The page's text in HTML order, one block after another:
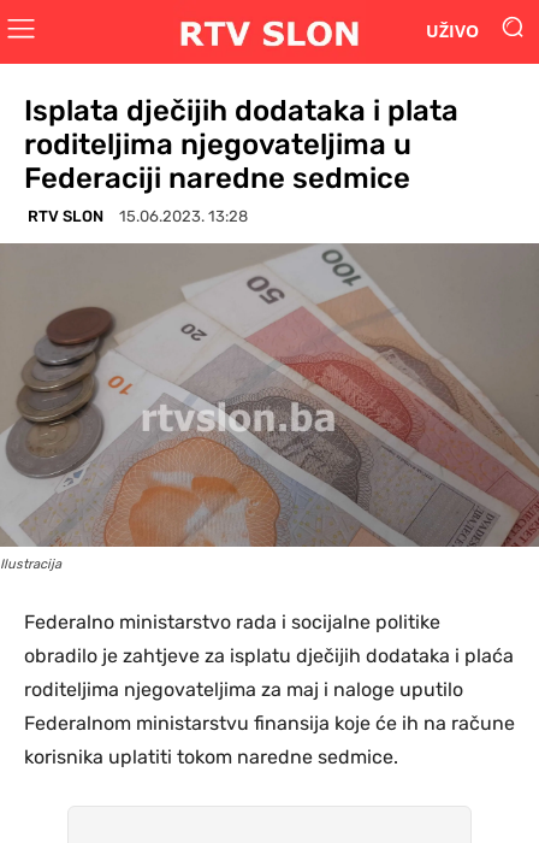
UŽIVO
Isplata dječijih dodataka i plata
roditeljima njegovateljima u
Federaciji naredne sedmice
RTV SLON 15.06.2023. 13:28
Ilustracija
Federalno ministarstvo rada i socijalne politike
obradilo je zahtjeve za isplatu dječijih dodataka i plaća
roditeljima njegovateljima za maj i naloge uputilo
Federalnom ministarstvu finansija koje će ih na račune
korisnika uplatiti tokom naredne sedmice.